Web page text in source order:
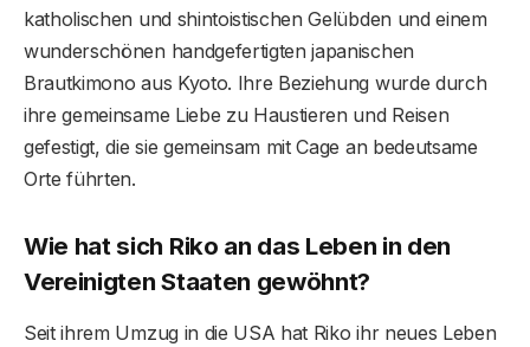
katholischen und shintoistischen Gelübden und einem
wunderschönen handgefertigten japanischen
Brautkimono aus Kyoto. Ihre Beziehung wurde durch
ihre gemeinsame Liebe zu Haustieren und Reisen
gefestigt, die sie gemeinsam mit Cage an bedeutsame
Orte führten.
Wie hat sich Riko an das Leben in den
Vereinigten Staaten gewöhnt?
Seit ihrem Umzug in die USA hat Riko ihr neues Leben